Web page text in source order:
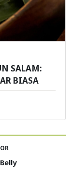
SALAM:
BIASA